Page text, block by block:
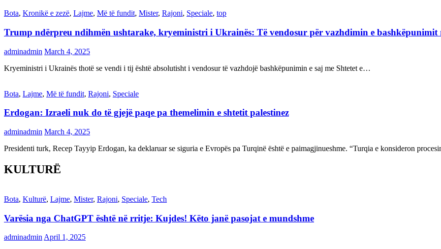
Bota, Kronikë e zezë, Lajme, Më të fundit, Mister, Rajoni, Speciale, top
Trump ndërpreu ndihmën ushtarake, kryeministri i Ukrainës: Të vendosur për vazhdimin e bashkëpunimit
adminadmin March 4, 2025
Kryeministri i Ukrainës thotë se vendi i tij është absolutisht i vendosur të vazhdojë bashkëpunimin e saj me Shtetet e…
Bota, Lajme, Më të fundit, Rajoni, Speciale
Erdogan: Izraeli nuk do të gjejë paqe pa themelimin e shtetit palestinez
adminadmin March 4, 2025
Presidenti turk, Recep Tayyip Erdogan, ka deklaruar se siguria e Evropës pa Turqinë është e paimagjinueshme. “Turqia e konsideron
KULTURË
Bota, Kulturë, Lajme, Mister, Rajoni, Speciale, Tech
Varësia nga ChatGPT është në rritje: Kujdes! Këto janë pasojat e mundshme
adminadmin April 1, 2025